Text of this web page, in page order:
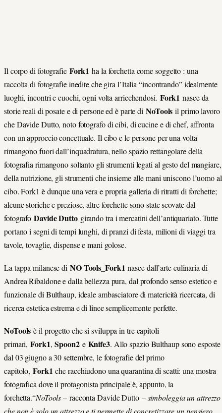
Il corpo di fotografie Fork1 ha la forchetta come soggetto : una
raccolta di fotografie inedite che gira l’Italia “incontrando” idealmente
luoghi, incontri e cuochi, ogni volta arricchendosi. Fork1 nasce da
storie reali di posate e di persone ed è parte di NoTools il primo lavoro
che Davide Dutto, noto fotografo di cibi, di cucine e di chef, affronta
con un approccio concettuale. Il cibo e le persone per una volta
rimangono fuori dall’inquadratura, nello spazio rettangolare della
fotografia rimangono soltanto gli strumenti legati al gesto del mangiare,
della nutrizione, gli strumenti che insieme alle mani uniscono l’uomo al
cibo. Fork1 è dunque una vera e propria galleria di ritratti di forchette;
alcune storiche e preziose, altre forchette sono state scovate dal
fotografoDavide Duttogirando tra i mercatini dell’antiquariato. Tutte
portano i segni di tempi lunghi, di pranzi di festa, milioni di viaggi tra
tavole, tovaglie, dispense e mani golose.
La tappa milanese di NO Tools_Fork1 nasce dall’arte culinaria di
Andrea Ribaldone e dalla bellezza pura, dal profondo senso estetico e
funzionale di Bulthaup, ideale ambasciatore di matericità ricercata, di
ricerca estetica estrema e di linee semplicemente perfette.
NoTools è il progetto che si sviluppa in tre capitoli
primari,Fork1,Spoon2e Knife3. Allo spazio Bulthaup sono esposte
dal 03 giugno a 30 settembre, le fotografie del primo
capitolo,Fork1 che racchiudono una quarantina di scatti: una mostra
fotografica dove il protagonista principale è, appunto, la
forchetta.“NoTools – racconta Davide Dutto– simboleggia un attrezzo
che non è solo un attrezzo e ti permette di concretizzare un pensiero.